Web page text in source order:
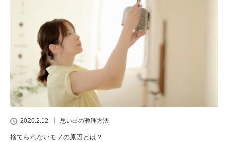
2020.2.12 思い出の整理方法
捨てられないモノの原因とは？